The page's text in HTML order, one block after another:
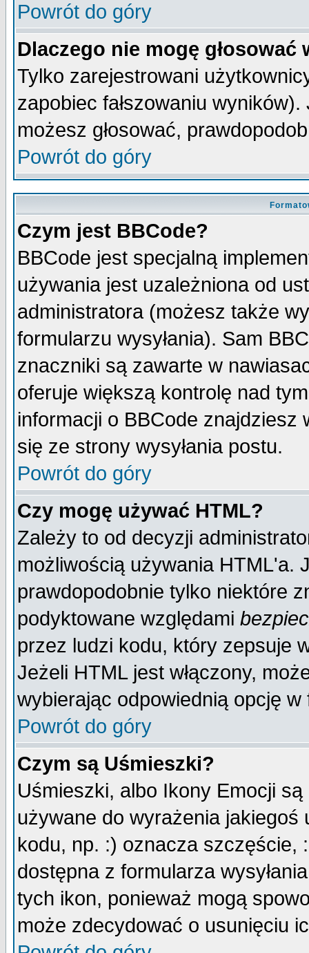
Powrót do góry
Dlaczego nie mogę głosować
Tylko zarejestrowani
zapobiec fałszowaniu
możesz głosować,
Powrót do góry
Czym jest BBCode?
BBCode jest specjalną
używania jest uzależniona od
administratora (możesz także
formularzu wysyłania). Sam
znaczniki są zawarte w
oferuje większą kontrolę nad
informacji o BBCode
się ze strony wysyłania postu.
Powrót do góry
Czy mogę używać HTML?
Zależy to od decyzji
możliwością używania HTML'a.
prawdopodobnie tylko niektóre
podyktowane względami
przez ludzi kodu, który zepsuje
Jeżeli HTML jest włączony,
wybierając odpowiednią opcję w
Powrót do góry
Czym są Uśmieszki?
Uśmieszki, albo Ikony Emocji
używane do wyrażenia
kodu, np. :) oznacza szczęście,
dostępna z formularza
tych ikon, ponieważ mogą
może zdecydować o usunięciu